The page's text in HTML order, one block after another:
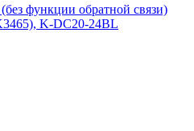
функции обратной связи)
K-DC20-24BL